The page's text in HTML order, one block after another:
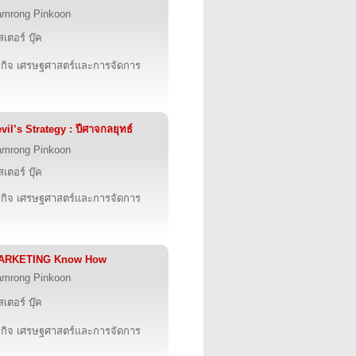
Pinkoon
เตอร์ บุ๊ค
จ เศรษฐศาสตร์และการจัดการ
Strategy : ปีศาจกลยุทธ์
Pinkoon
เตอร์ บุ๊ค
จ เศรษฐศาสตร์และการจัดการ
Know How
Pinkoon
เตอร์ บุ๊ค
จ เศรษฐศาสตร์และการจัดการ